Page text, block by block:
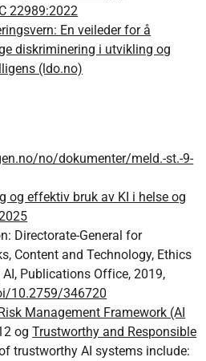
22989:2022
En veileder for å
diskriminering i utvikling og
(ldo.no)
no/dokumenter/meld.-st.-9-
og effektiv bruk av KI i helse og
Directorate-General for
Content and Technology, Ethics
Publications Office, 2019,
10.2759/346720
Management Framework (AI
ogTrustworthy and Responsible
trustworthy AI systems include: